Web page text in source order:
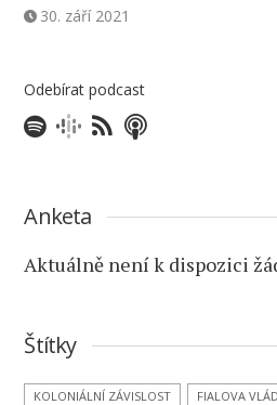
30. září 2021
Odebírat podcast
Anketa
Aktuálně není k dispozici
Štítky
KOLONIÁLNÍ ZÁVISLOST FIALOVA